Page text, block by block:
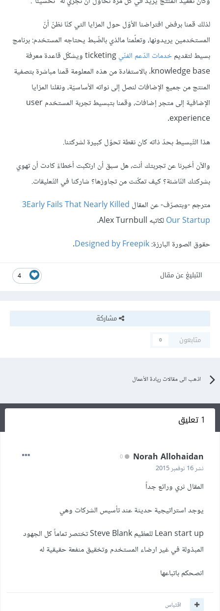
لذلك قمنا برفض افتراضنا الأوّل حول المزايا التي كنّا نظنّ أنّ
المستخدمين يريدونها، وتعلّمنا مالذي بالضّبط يحتاجه المستخدم: برنامج
بسيط لتقديمخدمات الدّعم الفنّي
ticketing ويشكّل قاعدة معرفة
knowledge base. بالاستفادة من هذه المعلومة قمنا مباشرة بتصفية
المنتج من جميع الإضافات لنصل إلى نواته الأساسيّة، ونقلنا المزايا
الإضافية إلى متجر إضافات، وقمنا بتبسيط تجربة المستخدم user
experience.
هذا التّبسيط بحدّ ذاته كان نقطة تحوّل كبيرة لشركتنا.
والآن أخبرنا عن تجربتك أنت، هل سبق أن ارتكبت أخطاءً كادت أن تهوي
بشركتك النّاشئة؟ كيف تمكّنت من تجاوزها؟ شاركنا في التّعليقات.
مترجم -وبتصرّف- عن المقال 3Early Fails That Nearly Killed
Our Startupلكاتبه Alex Turnbull.
حقوق الصورة البارزة:Designed by Freepik
.
4 التبليغ عن مقال
مشاركة
متابعون
0
اذهب الى مقالات ريادة الأعمال
1 تعليق
Norah Allohaidan
نشر16 نوفمبر 2015
المقال ثري ورائع جداً
يوجد استراتيجية حديثة عند تأسيس الشركات وهي
Lean start up للعظيم Steve Blank تختصر تماماً كل الجهود
المبذولة في غير ارضاء المستخدم وتخقيق منفعة حقيقية له
انصحكم باتباعها
اقتباس